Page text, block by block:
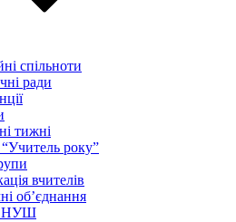
спільноти
ради
тижні
року”
вчителів
об’єднання
НУШ